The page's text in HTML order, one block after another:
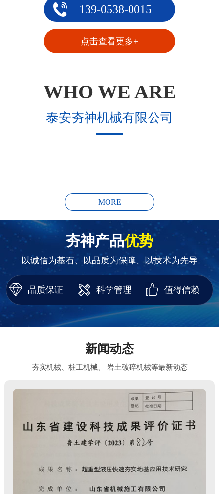
139-0538-0015
点击查看更多+
WHO WE ARE
泰安夯神机械有限公司
MORE
夯神产品优势
以诚信为基石、以品质为保障、以技术为先导
品质保证 科学管理 值得信赖
新闻动态
—— 夯实机械、桩工机械、 岩土破碎机械等最新动态 ——